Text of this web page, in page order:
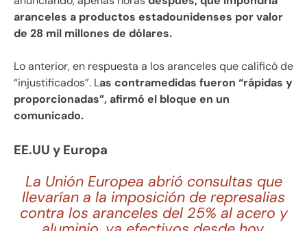
aranceles a productos estadounidenses por valor
de 28 mil millones de dólares.
Lo anterior, en respuesta a los aranceles que calificó de
“injustificados”. Las contramedidas fueron “rápidas y
proporcionadas”, afirmó el bloque en un
comunicado.
EE.UU y Europa
La Unión Europea abrió consultas que
llevarían a la imposición de represalias
contra los aranceles del 25% al acero y